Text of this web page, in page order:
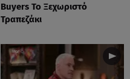
Buyers Το Ξεχωριστό
Τραπεζάκι